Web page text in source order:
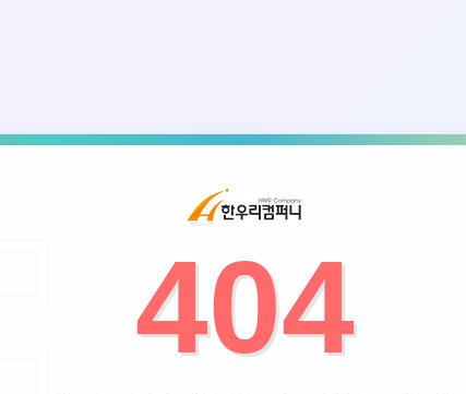
404